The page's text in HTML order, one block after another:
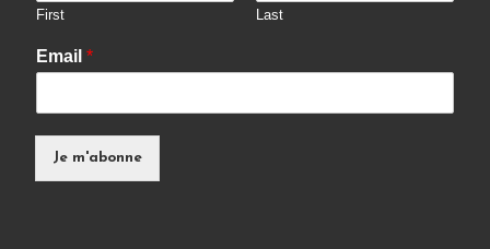
First Last
Email *
Je m'abonne